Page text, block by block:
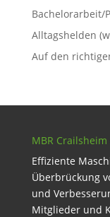
Bachelorarbeit/
Alltagshelden
Auf den
MBR Crailsheim
Effiziente
Überbrückung
und
Mitglieder und